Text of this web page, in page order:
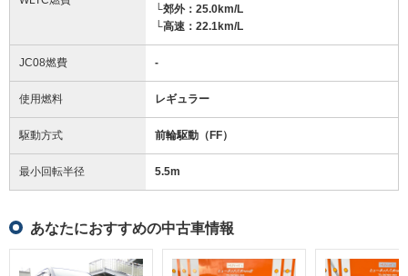
└郊外：25.0km/L
└高速：22.1km/L
JC08燃費 -
使用燃料 レギュラー
駆動方式 前輪駆動（FF）
最小回転半径 5.5m
あなたにおすすめの中古車情報